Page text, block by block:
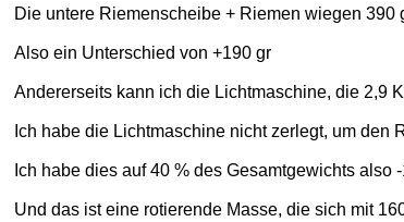
Die untere Riemenscheibe + Riemen wiegen 390
Also ein Unterschied von +190 gr
Andererseits kann ich die Lichtmaschine, die 2,9
Ich habe die Lichtmaschine nicht zerlegt, um den
Ich habe dies auf 40 % des Gesamtgewichts
Und das ist eine rotierende Masse, die sich mit